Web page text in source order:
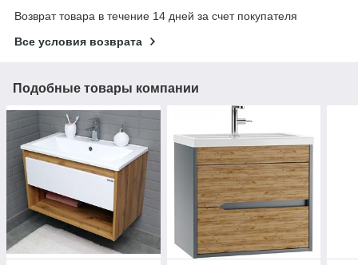
Возврат товара в течение 14 дней за счет покупателя
Все условия возврата
Подобные товары компании